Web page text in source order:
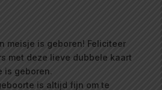
meisje is geboren! Feliciteer
met deze lieve dubbele kaart
is geboren.
is altijd fijn om te